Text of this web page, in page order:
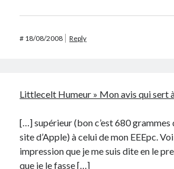
# 18/08/2008 Reply
Littlecelt Humeur » Mon avis qui sert
[…] supérieur (bon c’est 680 grammes
site d’Apple) à celui de mon EEEpc.
impression que je me suis dite en le
que je le fasse […]